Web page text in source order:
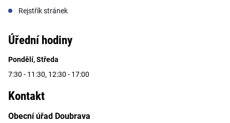
Rejstřík stránek
Úřední hodiny
Pondělí, Středa
7:30 - 11:30, 12:30 - 17:00
Kontakt
Obecní úřad Doubrava